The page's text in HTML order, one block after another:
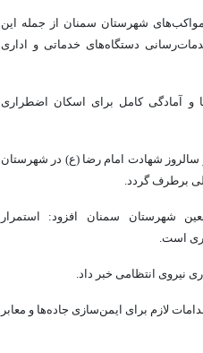
مواکب‌های شهرستان سمنان از جمله این
دستگاه‌های خدماتی و اداری
و آمادگی کامل برای اسکان اضطراری
سالروز شهادت امام رضا (ع) در شهرستان
برطرف گردد.
شهرستان سمنان افزود: استمرار
است.
نیروی انتظامی خبر داد.
لازم برای ایمن‌سازی جاده‌ها و معابر